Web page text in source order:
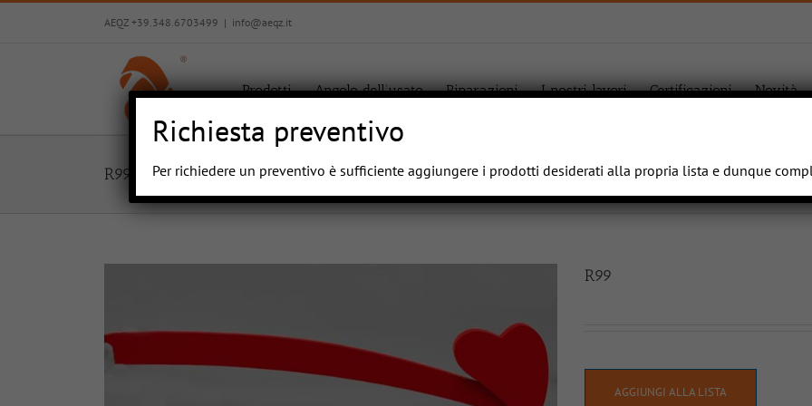
Salta
AEQZ +39.348.6703499 | info@aeqz.it
Prodotti Angolo dell’usato Riparazioni I nostri lavori Certificazioni Novità
R99
R99
AGGIUNGI ALLA LISTA
Richiesta preventivo
Per richiedere un preventivo è sufficiente aggiungere i prodotti desiderati alla propria lista e dunque